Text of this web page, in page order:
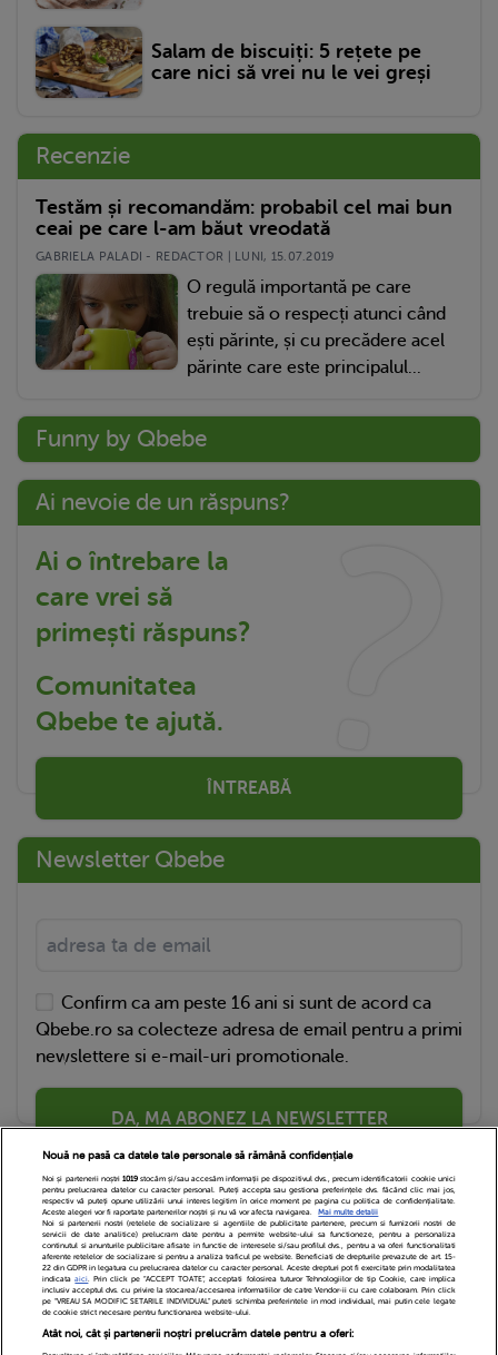
Salam de biscuiți: 5 rețete pe
care nici să vrei nu le vei greși
Recenzie
Testăm și recomandăm: probabil cel mai bun
ceai pe care l-am băut vreodată
GABRIELA PALADI - REDACTOR | LUNI, 15.07.2019
O regulă importantă pe care
trebuie să o respecți atunci când
ești părinte, și cu precădere acel
părinte care este principalul...
Funny by Qbebe
Ai nevoie de un răspuns?
Ai o întrebare la
care vrei să
primești răspuns?
Comunitatea
Qbebe te ajută.
ÎNTREABĂ
Newsletter Qbebe
Confirm ca am peste 16 ani si sunt de acord ca
Qbebe.ro sa colecteze adresa de email pentru a primi
newslettere si e-mail-uri promotionale.
DA, MA ABONEZ LA NEWSLETTER
Echipa Editoriala Newsletter
Contact
Cariere
Cookies Politica de confidentialitate
Nouă ne pasă ca datele tale personale să rămână confidențiale
Noi și partenerii noștri 1019stocăm și/sau accesăm informații pe dispozitivul dvs., precum identificatorii cookie unici
pentru prelucrarea datelor cu caracter personal. Puteți accepta sau gestiona preferințele dvs. făcând clic mai jos,
respectiv vă puteți opune utilizării unui interes legitim în orice moment pe pagina cu politica de confidențialitate.
Aceste alegeri vor fi raportate partenerilor noștri și nu vă vor afecta navigarea.
Mai multe detalii
Noi si partenerii nostri (retelele de socializare si agentiile de publicitate partenere, precum si furnizorii nostri de
servicii de date analitice) prelucram date pentru a permite website-ului sa functioneze, pentru a personaliza
continutul si anunturile publicitare afisate in functie de interesele si/sau profilul dvs., pentru a va oferi functionalitati
aferente retelelor de socializare si pentru a analiza traficul pe website. Beneficiati de drepturile prevazute de art. 15-
22 din GDPR in legatura cu prelucrarea datelor cu caracter personal. Aceste drepturi pot fi exercitate prin modalitatea
indicataaici. Prin click pe “ACCEPT TOATE”, acceptati folosirea tuturor Tehnologiilor de tip Cookie, care implica
inclusiv acceptul dvs. cu privire la stocarea/accesarea informatiilor de catre Vendor-ii cu care colaboram. Prin click
pe “VREAU SA MODIFIC SETARILE INDIVIDUAL” puteti schimba preferintele in mod individual, mai putin cele legate
de cookie strict necesare pentru functionarea website-ului.
Atât noi, cât și partenerii noștri prelucrăm datele pentru a oferi: